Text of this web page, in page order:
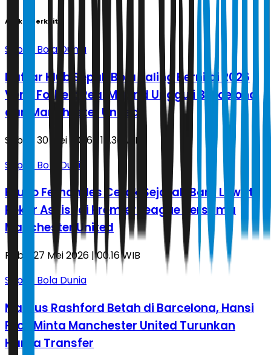
Artikel Terkait
Sepak Bola Dunia
Daftar Klub Sepak Bola Paling Bernilai 2026
Versi Forbes: Real Madrid Ungguli Barcelona
dan Manchester United
Sabtu, 30 Mei 2026 | 15.30 WIB
Sepak Bola Dunia
Bruno Fernandes Cetak Sejarah Baru Lewat
Rekor Assist di Premier League Bersama
Manchester United
Rabu, 27 Mei 2026 | 00.16 WIB
Sepak Bola Dunia
Marcus Rashford Betah di Barcelona, Hansi
Flick Minta Manchester United Turunkan
Harga Transfer